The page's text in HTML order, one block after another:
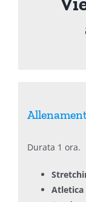
Durata 1 ora.
Atletica